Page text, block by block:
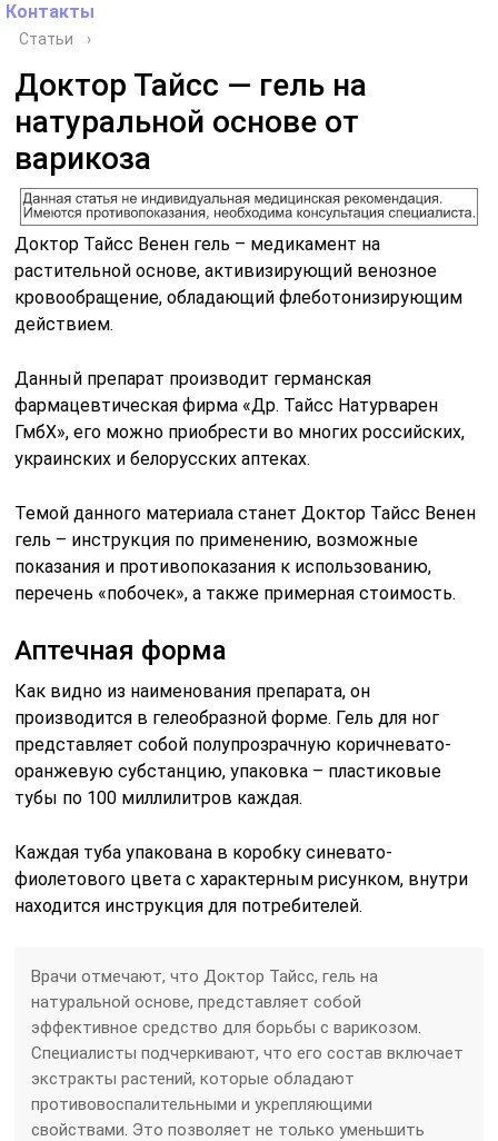
Контакты
Статьи ›
Доктор Тайсс — гель на
натуральной основе от
варикоза
Доктор Тайсс Венен гель – медикамент на
растительной основе, активизирующий венозное
кровообращение, обладающий флеботонизирующим
действием.
Данный препарат производит германская
фармацевтическая фирма «Др. Тайсс Натурварен
ГмбХ», его можно приобрести во многих российских,
украинских и белорусских аптеках.
Темой данного материала станет Доктор Тайсс Венен
гель – инструкция по применению, возможные
показания и противопоказания к использованию,
перечень «побочек», а также примерная стоимость.
Аптечная форма
Как видно из наименования препарата, он
производится в гелеобразной форме. Гель для ног
представляет собой полупрозрачную коричневато-
оранжевую субстанцию, упаковка – пластиковые
тубы по 100 миллилитров каждая.
Каждая туба упакована в коробку синевато-
фиолетового цвета с характерным рисунком, внутри
находится инструкция для потребителей.
Врачи отмечают, что Доктор Тайсс, гель на
натуральной основе, представляет собой
эффективное средство для борьбы с варикозом.
Специалисты подчеркивают, что его состав включает
экстракты растений, которые обладают
противовоспалительными и укрепляющими
свойствами. Это позволяет не только уменьшить